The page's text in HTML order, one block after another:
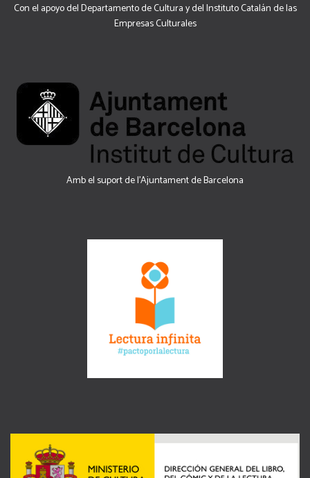
Con el apoyo del Departamento de Cultura y del Instituto Catalán de las
Empresas Culturales
Amb el suport de l’Ajuntament de Barcelona